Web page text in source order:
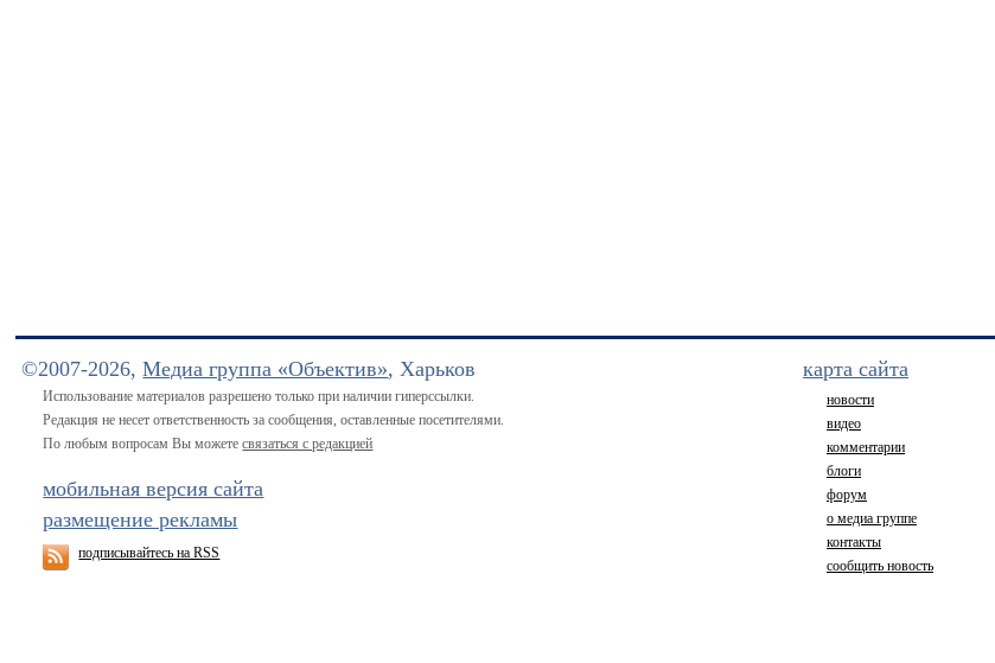
©2007-2026,Медиа группа «Объектив», Харьков
Использование материалов разрешено только при наличии гиперссылки.
Редакция не несет ответственность за сообщения, оставленные посетителями.
По любым вопросам Вы можетесвязаться с редакцией
мобильная версия сайта
размещение рекламы
подписывайтесь на RSS
карта сайта
новости
видео
комментарии
блоги
форум
о медиа группе
контакты
сообщить новость